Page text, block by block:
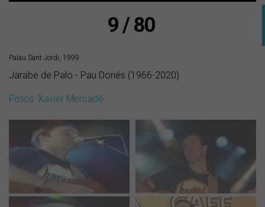
9 / 80
Palau Sant Jordi, 1999
Jarabe de Palo - Pau Donés (1966-2020)
Fotos: Xavier Mercadé